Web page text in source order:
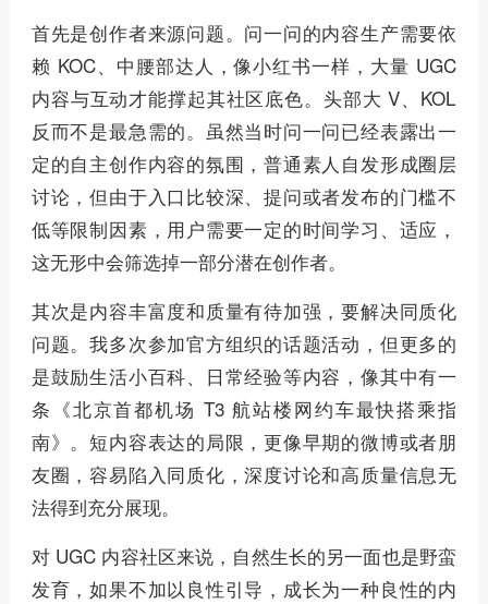
首先是创作者来源问题。问一问的内容生产需要依
赖 KOC、中腰部达人，像小红书一样，大量 UGC
内容与互动才能撑起其社区底色。头部大 V、KOL
反而不是最急需的。虽然当时问一问已经表露出一
定的自主创作内容的氛围，普通素人自发形成圈层
讨论，但由于入口比较深、提问或者发布的门槛不
低等限制因素，用户需要一定的时间学习、适应，
这无形中会筛选掉一部分潜在创作者。
其次是内容丰富度和质量有待加强，要解决同质化
问题。我多次参加官方组织的话题活动，但更多的
是鼓励生活小百科、日常经验等内容，像其中有一
条《北京首都机场 T3 航站楼网约车最快搭乘指
南》。短内容表达的局限，更像早期的微博或者朋
友圈，容易陷入同质化，深度讨论和高质量信息无
法得到充分展现。
对 UGC 内容社区来说，自然生长的另一面也是野蛮
发育，如果不加以良性引导，成长为一种良性的内